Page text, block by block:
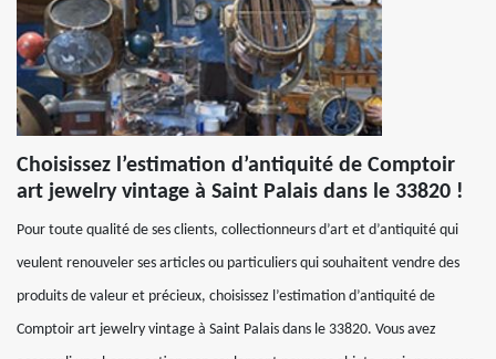
Choisissez l’estimation d’antiquité de Comptoir
art jewelry vintage à Saint Palais dans le 33820 !
Pour toute qualité de ses clients, collectionneurs d’art et d’antiquité qui
veulent renouveler ses articles ou particuliers qui souhaitent vendre des
produits de valeur et précieux, choisissez l’estimation d’antiquité de
Comptoir art jewelry vintage à Saint Palais dans le 33820. Vous avez